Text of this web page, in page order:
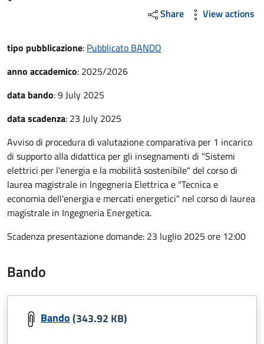
Share View actions
tipo pubblicazione: Pubblicato BANDO
anno accademico: 2025/2026
data bando:9 July 2025
data scadenza: 23 July 2025
Avviso di procedura di valutazione comparativa per 1 incarico
di supporto alla didattica per gli insegnamenti di "Sistemi
elettrici per l'energia e la mobilità sostenibile" del corso di
laurea magistrale in Ingegneria Elettrica e "Tecnica e
economia dell'energia e mercati energetici" nel corso di laurea
magistrale in Ingegneria Energetica.
Scadenza presentazione domande: 23 luglio 2025 ore 12:00
Bando
Bando(343.92 KB)